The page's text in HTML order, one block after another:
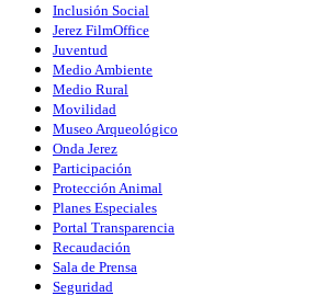
Inclusión Social
Jerez FilmOffice
Juventud
Medio Ambiente
Medio Rural
Movilidad
Museo Arqueológico
Onda Jerez
Participación
Protección Animal
Planes Especiales
Portal Transparencia
Recaudación
Sala de Prensa
Seguridad